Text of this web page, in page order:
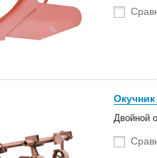
Двойной